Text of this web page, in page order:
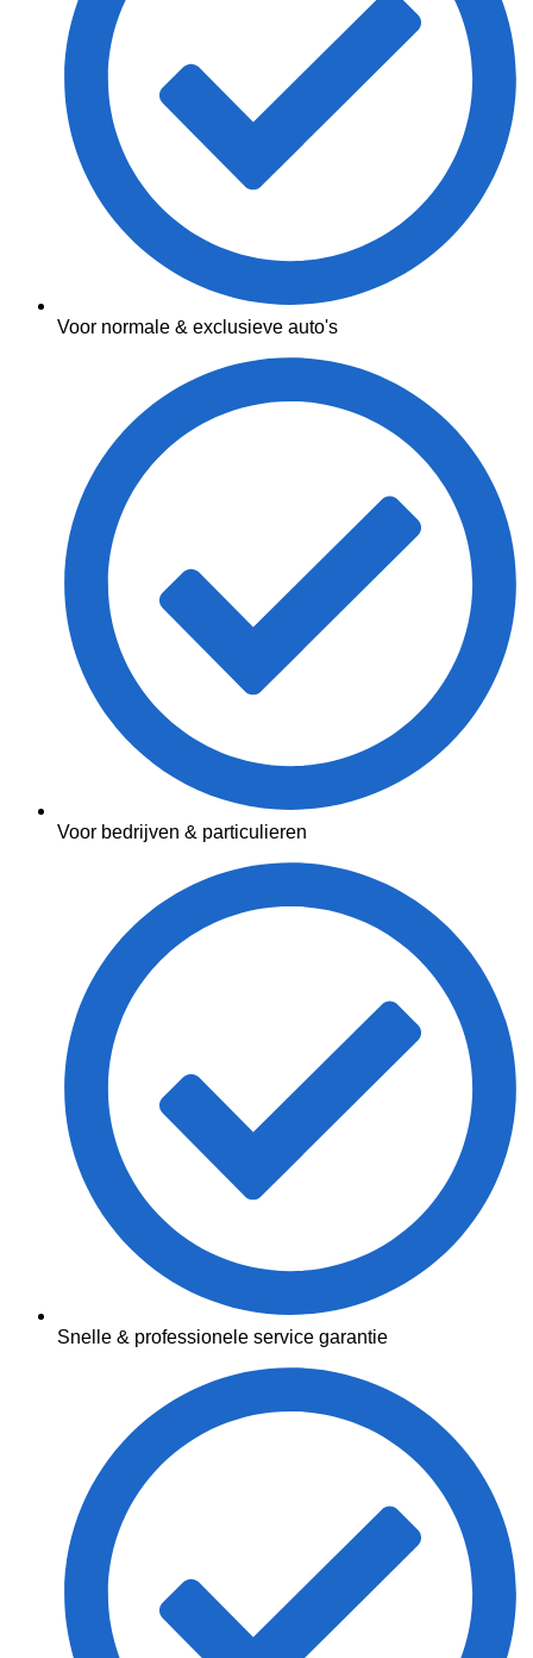
Voor normale & exclusieve auto's
Voor bedrijven & particulieren
Snelle & professionele service garantie